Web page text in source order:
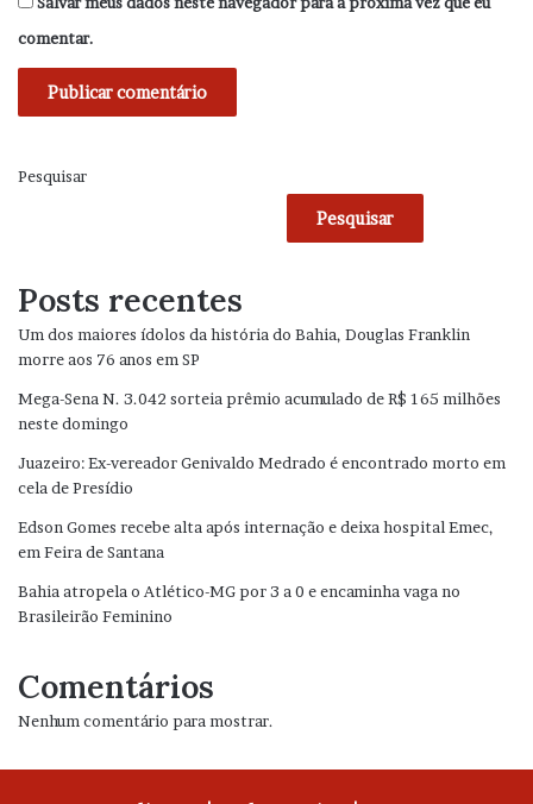
comentar.
Pesquisar
Pesquisar
Posts recentes
Um dos maiores ídolos da história do Bahia, Douglas Franklin
morre aos 76 anos em SP
Mega-Sena N. 3.042 sorteia prêmio acumulado de R$ 165 milhões
neste domingo
Juazeiro: Ex-vereador Genivaldo Medrado é encontrado morto em
cela de Presídio
Edson Gomes recebe alta após internação e deixa hospital Emec,
em Feira de Santana
Bahia atropela o Atlético-MG por 3 a 0 e encaminha vaga no
Brasileirão Feminino
Comentários
Nenhum comentário para mostrar.